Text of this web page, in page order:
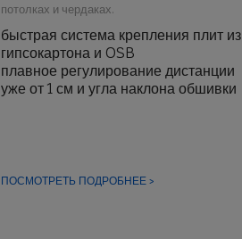
потолках и чердаках.
быстрая система крепления плит из
гипсокартона и OSB
плавное регулирование дистанции
уже от 1 см и угла наклона обшивки
широком диапазоне
ПОСМОТРЕТЬ ПОДРОБНЕЕ >